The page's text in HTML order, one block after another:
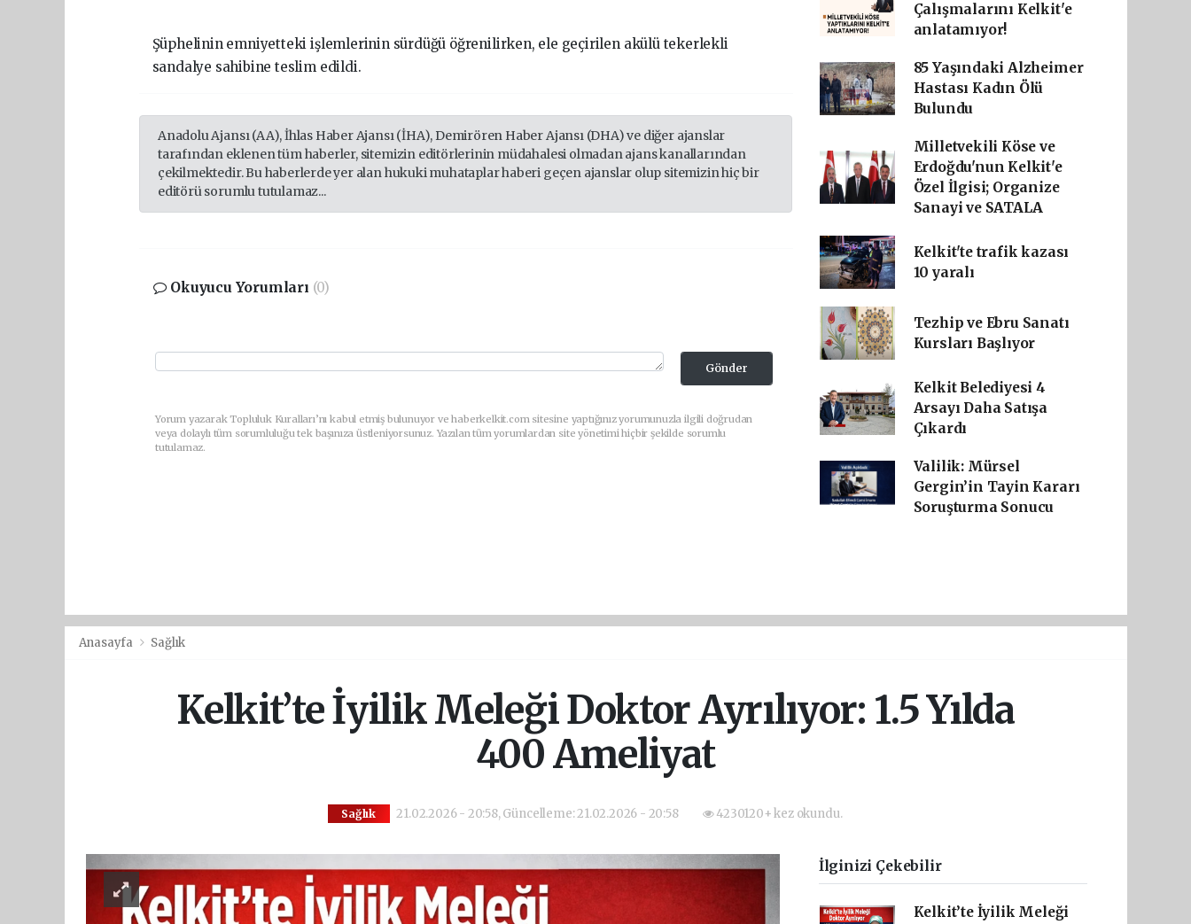
Şüphelinin emniyetteki işlemlerinin sürdüğü öğrenilirken, ele geçirilen akülü tekerlekli
sandalye sahibine teslim edildi.
Anadolu Ajansı (AA), İhlas Haber Ajansı (İHA), Demirören Haber Ajansı (DHA) ve diğer ajanslar
tarafından eklenen tüm haberler, sitemizin editörlerinin müdahalesi olmadan ajans kanallarından
çekilmektedir. Bu haberlerde yer alan hukuki muhataplar haberi geçen ajanslar olup sitemizin hiç bir
editörü sorumlu tutulamaz...
Okuyucu Yorumları (0)
Gönder
Yorum yazarak Topluluk Kuralları’nı kabul etmiş bulunuyor ve haberkelkit.com sitesine yaptığınız yorumunuzla ilgili doğrudan
veya dolaylı tüm sorumluluğu tek başınıza üstleniyorsunuz. Yazılan tüm yorumlardan site yönetimi hiçbir şekilde sorumlu
tutulamaz.
Çalışmalarını Kelkit'e
anlatamıyor!
85 Yaşındaki Alzheimer
Hastası Kadın Ölü
Bulundu
Milletvekili Köse ve
Erdoğdu'nun Kelkit'e
Özel İlgisi; Organize
Sanayi ve SATALA
Kelkit'te trafik kazası
10 yaralı
Tezhip ve Ebru Sanatı
Kursları Başlıyor
Kelkit Belediyesi 4
Arsayı Daha Satışa
Çıkardı
Valilik: Mürsel
Gergin’in Tayin Kararı
Soruşturma Sonucu
Anasayfa Sağlık
Kelkit’te İyilik Meleği Doktor Ayrılıyor: 1.5 Yılda
400 Ameliyat
Sağlık 21.02.2026 - 20:58, Güncelleme: 21.02.2026 - 20:58 4230120+ kez okundu.
İlginizi Çekebilir
Kelkit’te İyilik Meleği